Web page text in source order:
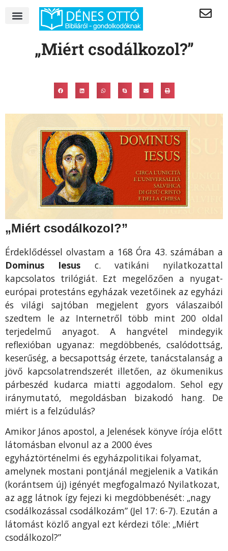
„Miért csodálkozol?”
„Miért csodálkozol?”
Érdeklődéssel olvastam a 168 Óra 43. számában a
Dominus Iesus c. vatikáni nyilatkozattal
kapcsolatos trilógiát. Ezt megelőzően a nyugat-
európai protestáns egyházak vezetőinek az egyházi
és világi sajtóban megjelent gyors válaszaiból
szedtem le az Internetről több mint 200 oldal
terjedelmű anyagot. A hangvétel mindegyik
reflexióban ugyanaz: megdöbbenés, csalódottság,
keserűség, a becsapottság érzete, tanácstalanság a
jövő kapcsolatrendszerét illetően, az ökumenikus
párbeszéd kudarca miatti aggodalom. Sehol egy
iránymutató, megoldásban bizakodó hang. De
miért is a felzúdulás?
Amikor János apostol, a Jelenések könyve írója előtt
látomásban elvonul az a 2000 éves
egyháztörténelmi és egyházpolitikai folyamat,
amelynek mostani pontjánál megjelenik a Vatikán
(korántsem új) igényét megfogalmazó Nyilatkozat,
az agg látnok így fejezi ki megdöbbenését: „nagy
csodálkozással csodálkozám” (Jel 17: 6-7). Ezután a
látomást közlő angyal ezt kérdezi tőle: „Miért
csodálkozol?”